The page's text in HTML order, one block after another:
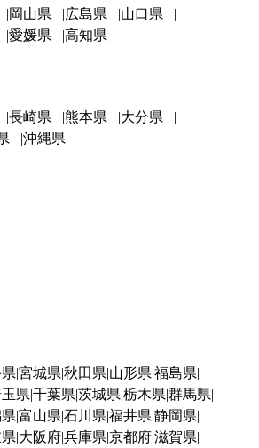
岡山県 広島県
山口県
愛媛県 高知県
長崎県 熊本県
大分県
沖縄県
宮城県 秋田県 山形県 福島県
県 千葉県 茨城県 栃木県 群馬県
富山県 石川県 福井県 静岡県
大阪府兵庫県 京都府滋賀県